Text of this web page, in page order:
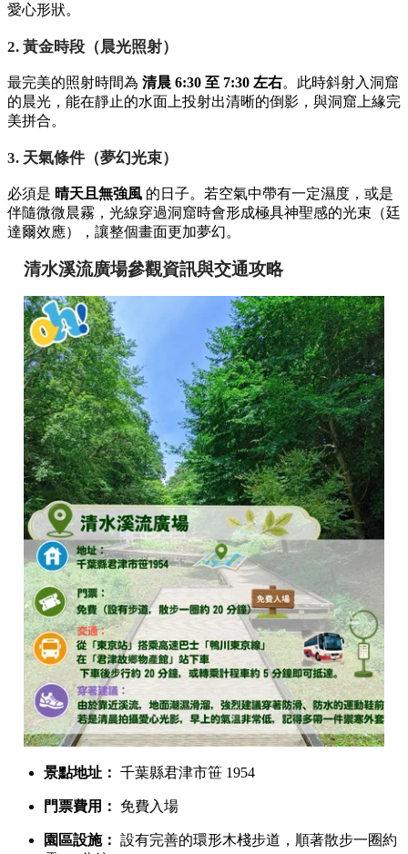
愛心形狀。
2. 黃金時段（晨光照射）
最完美的照射時間為 清晨 6:30 至 7:30 左右。此時斜射入洞窟
的晨光，能在靜止的水面上投射出清晰的倒影，與洞窟上緣完
美拼合。
3. 天氣條件（夢幻光束）
必須是 晴天且無強風 的日子。若空氣中帶有一定濕度，或是
伴隨微微晨霧，光線穿過洞窟時會形成極具神聖感的光束（廷
達爾效應），讓整個畫面更加夢幻。
清水溪流廣場參觀資訊與交通攻略
景點地址： 千葉縣君津市笹 1954
門票費用： 免費入場
園區設施： 設有完善的環形木棧步道，順著散步一圈約